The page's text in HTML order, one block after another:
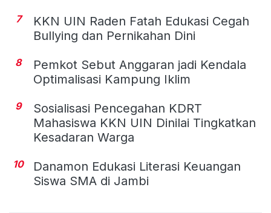
7
KKN UIN Raden Fatah Edukasi Cegah
Bullying dan Pernikahan Dini
8
Pemkot Sebut Anggaran jadi Kendala
Optimalisasi Kampung Iklim
9
Sosialisasi Pencegahan KDRT
Mahasiswa KKN UIN Dinilai Tingkatkan
Kesadaran Warga
10
Danamon Edukasi Literasi Keuangan
Siswa SMA di Jambi